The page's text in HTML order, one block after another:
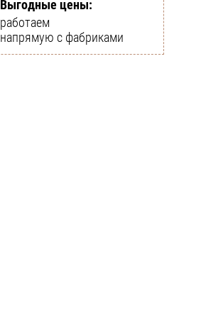
Выгодные цены:
работаем
напрямую с фабриками